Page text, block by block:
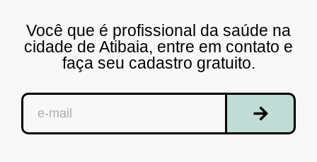
Você que é profissional da saúde na
cidade de Atibaia, entre em contato e
faça seu cadastro gratuito.